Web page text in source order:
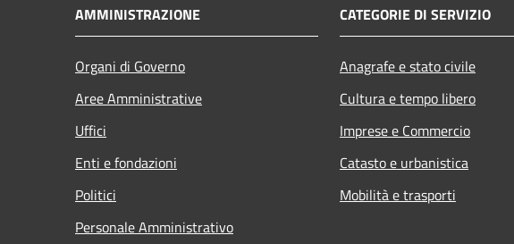
AMMINISTRAZIONE
Organi di Governo
Aree Amministrative
Uffici
Enti e fondazioni
Politici
Personale Amministrativo
CATEGORIE DI SERVIZIO
Anagrafe e stato civile
Cultura e tempo libero
Imprese e Commercio
Catasto e urbanistica
Mobilità e trasporti